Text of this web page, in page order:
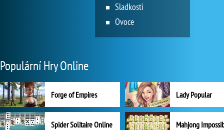
Sladkosti
Ovoce
Populární Hry Online
Forge of Empires Lady Popular
Spider Solitaire Online Mahjong